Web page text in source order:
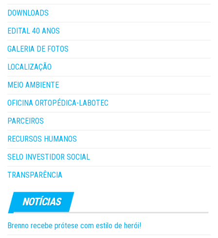
DOWNLOADS
EDITAL 40 ANOS
GALERIA DE FOTOS
LOCALIZAÇÃO
MEIO AMBIENTE
OFICINA ORTOPÉDICA-LABOTEC
PARCEIROS
RECURSOS HUMANOS
SELO INVESTIDOR SOCIAL
TRANSPARÊNCIA
Brenno recebe prótese com estilo de herói!